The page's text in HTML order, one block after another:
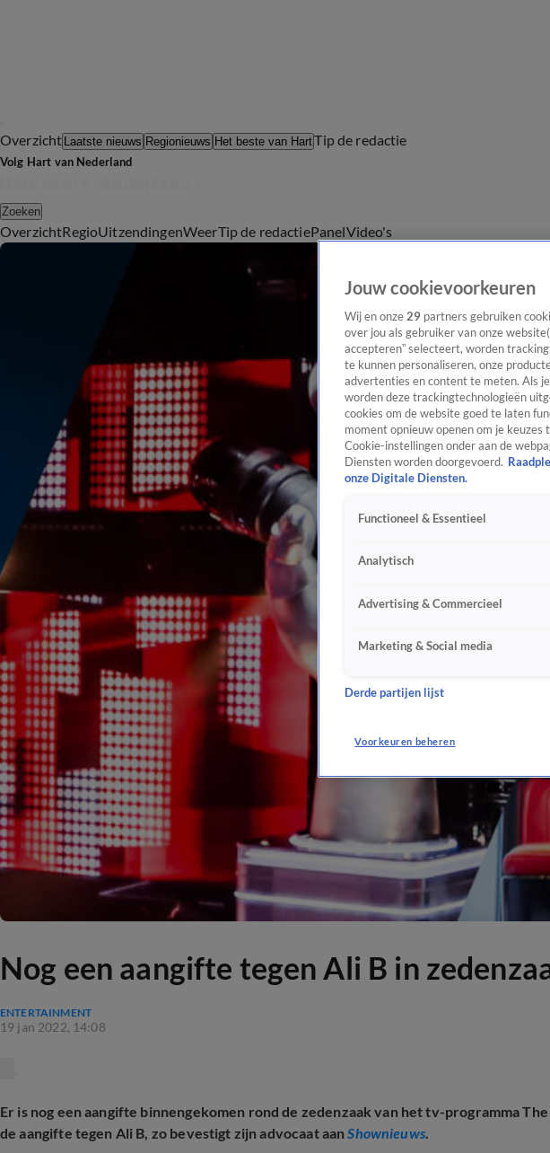
Overzicht Laatste nieuws Regionieuws Het beste van HartTip de redactie
Volg Hart van Nederland
Zoeken
OverzichtRegioUitzendingenWeerTip de redactiePanelVideo's
Nog een aangifte tegen Ali B in
ENTERTAINMENT
19 jan 2022, 14:08
Er is nog een aangifte binnengekomen rond de zedenzaak van het tv-programma
de aangifte tegen Ali B, zo bevestigt zijn advocaat aanShownieuws.
Jouw cookievoorkeuren
Wij en onze 29 partners gebruiken
over jou als gebruiker van onze
accepteren” selecteert, worden
te kunnen personaliseren, onze
advertenties en content te meten. Als
worden deze trackingtechnologieën
cookies om de website goed te laten
moment opnieuw openen om je
Cookie-instellingen onder aan de
Diensten worden doorgevoerd.
onze Digitale Diensten.
Functioneel & Essentieel
Analytisch
Advertising & Commercieel
Marketing & Social media
Derde partijen lijst
Voorkeuren beheren